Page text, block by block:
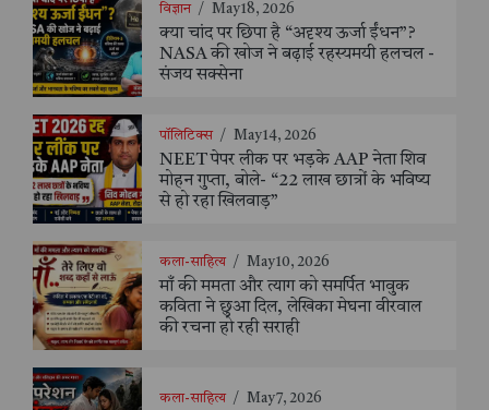
विज्ञान / May 18, 2026
क्या चांद पर छिपा है “अदृश्य ऊर्जा ईंधन”?
NASA की खोज ने बढ़ाई रहस्यमयी हलचल -
संजय सक्सेना
पॉलिटिक्स / May 14, 2026
NEET पेपर लीक पर भड़के AAP नेता शिव
मोहन गुप्ता, बोले- “22 लाख छात्रों के भविष्य
से हो रहा खिलवाड़”
कला-साहित्य / May 10, 2026
माँ की ममता और त्याग को समर्पित भावुक
कविता ने छुआ दिल, लेखिका मेघना वीरवाल
की रचना हो रही सराही
कला-साहित्य / May 7, 2026